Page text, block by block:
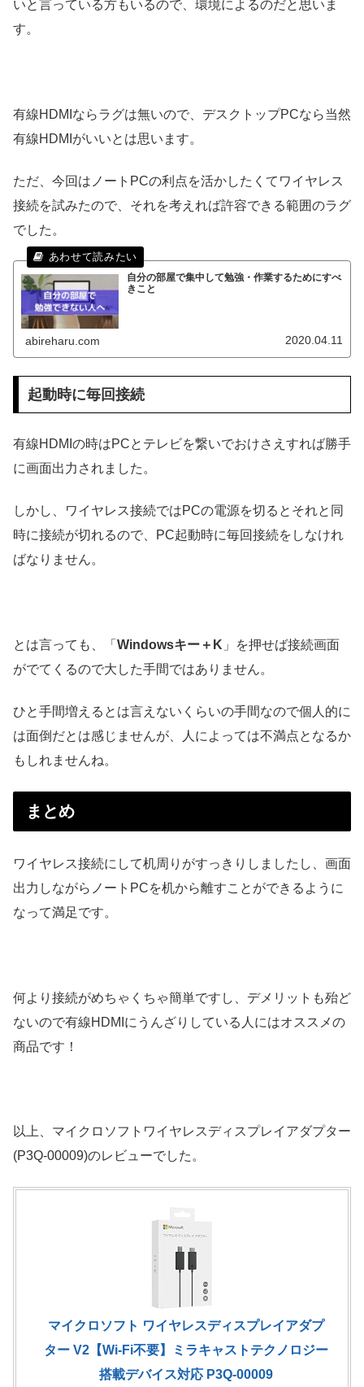
いと言っている方もいるので、環境によるのだと思いま
す。
有線HDMIならラグは無いので、デスクトップPCなら当然
有線HDMIがいいとは思います。
ただ、今回はノートPCの利点を活かしたくてワイヤレス
接続を試みたので、それを考えれば許容できる範囲のラグ
でした。
自分の部屋で集中して勉強・作業するためにすべ
きこと
abireharu.com 2020.04.11
起動時に毎回接続
有線HDMIの時はPCとテレビを繋いでおけさえすれば勝手
に画面出力されました。
しかし、ワイヤレス接続ではPCの電源を切るとそれと同
時に接続が切れるので、PC起動時に毎回接続をしなけれ
ばなりません。
とは言っても、「 Windowsキー＋K 」を押せば接続画面
がでてくるので大した手間ではありません。
ひと手間増えるとは言えないくらいの手間なので個人的に
は面倒だとは感じませんが、人によっては不満点となるか
もしれませんね。
まとめ
ワイヤレス接続にして机周りがすっきりしましたし、画面
出力しながらノートPCを机から離すことができるように
なって満足です。
何より接続がめちゃくちゃ簡単ですし、デメリットも殆ど
ないので有線HDMIにうんざりしている人にはオススメの
商品です！
以上、マイクロソフトワイヤレスディスプレイアダプター
(P3Q-00009)のレビューでした。
マイクロソフト ワイヤレスディスプレイアダプ
ター V2【Wi-Fi不要】ミラキャストテクノロジー
搭載デバイス対応 P3Q-00009